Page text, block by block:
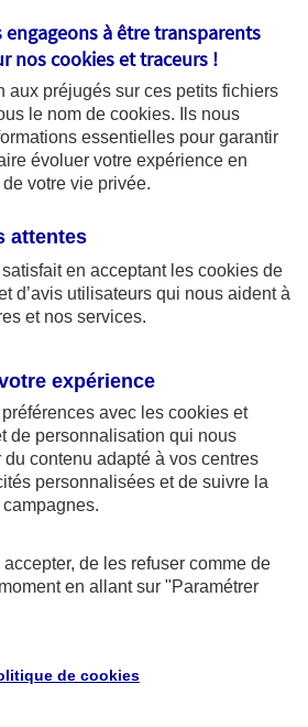
l'Autorité de contrôle
(ACPR) : - 4
- CS 92459 - 75436
Le détail des procédures de
et les
site axa.fr.
et AXA France Vie sont
en opérations de
764 (consultable
)
France Assurances,
51 429 430,40 €,
Couturier
engageons à être transparents
noscookies et traceurs !
aux préjugés sur ces petits fichiers
le nom de cookies. Ils nous
essentielles pour garantir
évoluer votre expérience en
votre vie privée.
attentes
en acceptant les cookies de
d’avis utilisateurs qui nous aident à
et nos services.
expérience
avec les cookies et
de personnalisation qui nous
du contenu adapté à vos centres
personnalisées et de suivre la
de les refuser comme de
en allant sur "Paramétrer
de cookies